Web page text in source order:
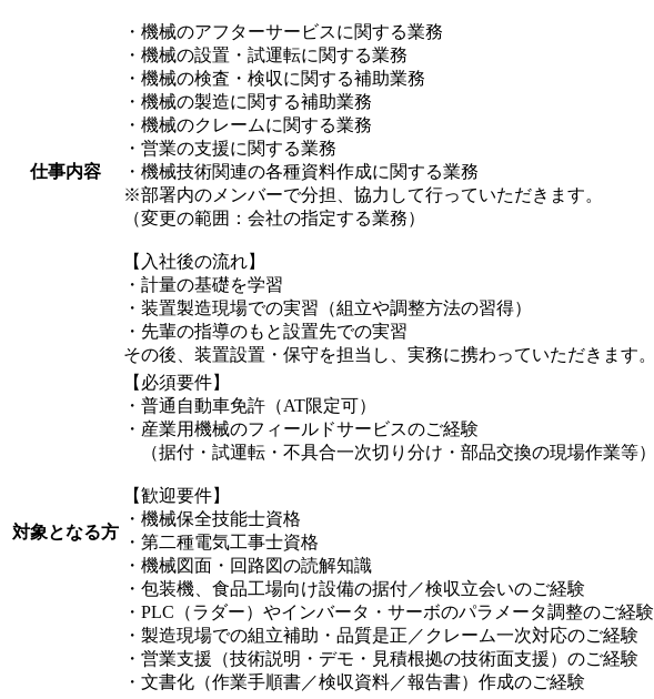
仕事内容
・機械のアフターサービスに関する業務
・機械の設置・試運転に関する業務
・機械の検査・検収に関する補助業務
・機械の製造に関する補助業務
・機械のクレームに関する業務
・営業の支援に関する業務
・機械技術関連の各種資料作成に関する業務
※部署内のメンバーで分担、協力して行っていただきます。
（変更の範囲：会社の指定する業務）
【入社後の流れ】
・計量の基礎を学習
・装置製造現場での実習（組立や調整方法の習得）
・先輩の指導のもと設置先での実習
その後、装置設置・保守を担当し、実務に携わっていただきます。
対象となる方
【必須要件】
・普通自動車免許（AT限定可）
・産業用機械のフィールドサービスのご経験
（据付・試運転・不具合一次切り分け・部品交換の現場作業等）
【歓迎要件】
・機械保全技能士資格
・第二種電気工事士資格
・機械図面・回路図の読解知識
・包装機、食品工場向け設備の据付／検収立会いのご経験
・PLC（ラダー）やインバータ・サーボのパラメータ調整のご経験
・製造現場での組立補助・品質是正／クレーム一次対応のご経験
・営業支援（技術説明・デモ・見積根拠の技術面支援）のご経験
・文書化（作業手順書／検収資料／報告書）作成のご経験